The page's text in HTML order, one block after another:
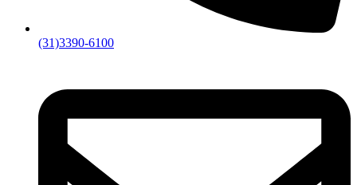
(31)3390-6100